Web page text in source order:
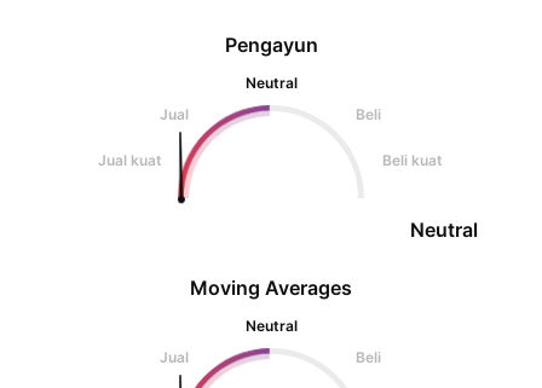
Pengayun
Neutral
Jual
Beli
Jual kuat Beli kuat
Neutral
Moving Averages
Neutral
Jual
Beli